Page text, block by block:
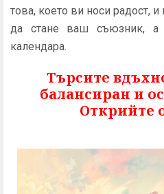
това, което ви носи радост,
да стане ваш съюзник, а
календара.
Търсите
балансиран и
Открийте